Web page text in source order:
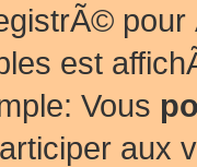
est
Vous
aux